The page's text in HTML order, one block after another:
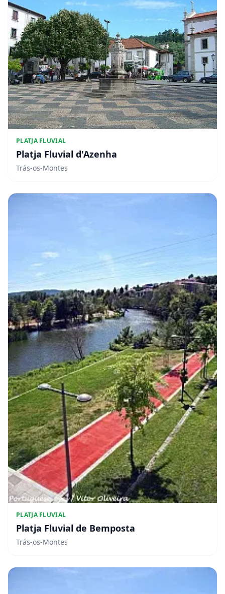
PLATJA FLUVIAL
Platja Fluvial d'Azenha
Trás-os-Montes
PLATJA FLUVIAL
Platja Fluvial de Bemposta
Trás-os-Montes